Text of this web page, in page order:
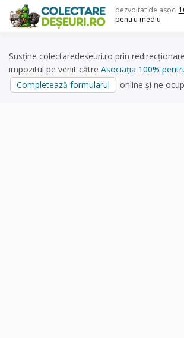
content
dezvoltat de asoc.
pentru mediu
Susține colectaredeseuri.ro prin
impozitul pe venit către Asociația 100%
Completează formularul
online și ne